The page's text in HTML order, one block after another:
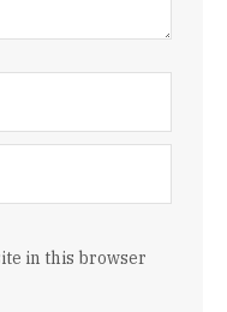
in this browser